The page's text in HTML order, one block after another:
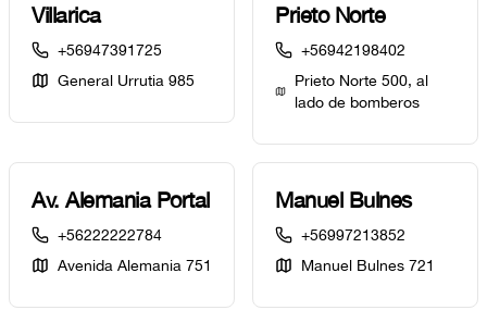
Villarica
+56947391725
General Urrutia 985
Prieto Norte
+56942198402
Prieto Norte 500, al
lado de bomberos
Av. Alemania Portal
+56222222784
Avenida Alemania 751
Manuel Bulnes
+56997213852
Manuel Bulnes 721